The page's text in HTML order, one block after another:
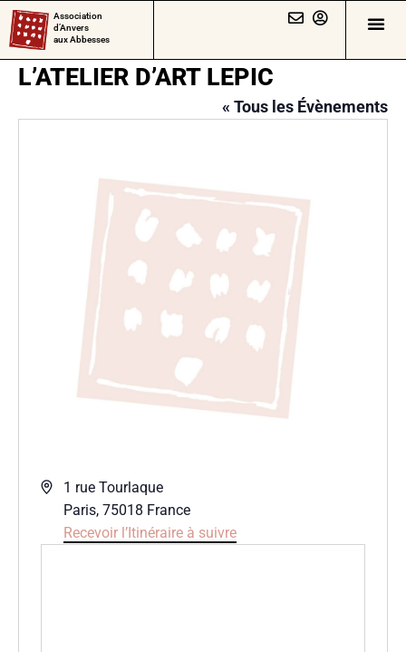
Association
d’Anvers
aux Abbesses
L’ATELIER D’ART LEPIC
« Tous les Évènements
Adresse1 rue Tourlaque
Paris, 75018 France
Recevoir l’Itinéraire à suivre